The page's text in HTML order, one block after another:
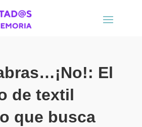
El
de textil
que busca